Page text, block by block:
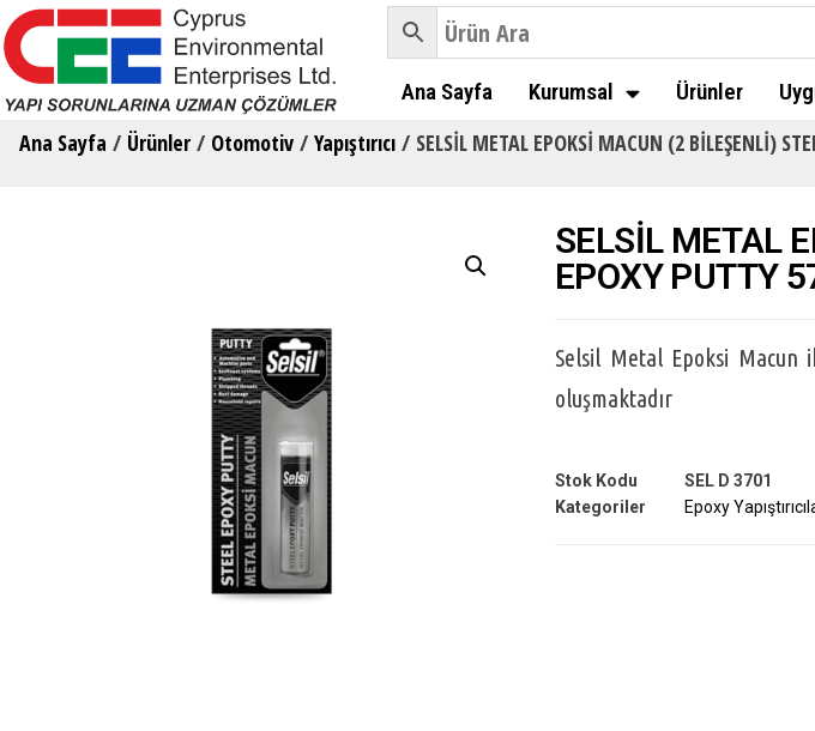
Ana Sayfa Kurumsal Ürünler
Ana Sayfa / Ürünler / Otomotiv / Yapıştırıcı / SELSİL METAL EPOKSİ MACUN (2 BİLEŞENLİ)
SELSİL METAL
EPOXY PUTTY
Selsil Metal Epoksi Macun
oluşmaktadır
Stok Kodu
SEL D 3701
Kategoriler
Epoxy